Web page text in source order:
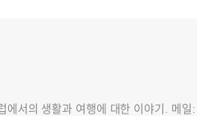
에서의 생활과 여행에 대한 이야기. 메